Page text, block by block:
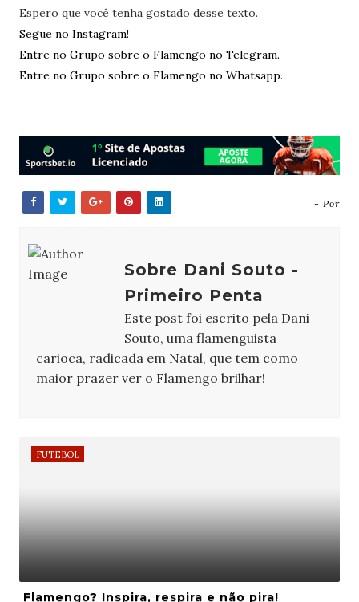
Espero que você tenha gostado desse texto.
Segue no Instagram!
Entre no Grupo sobre o Flamengo no Telegram.
Entre no Grupo sobre o Flamengo no Whatsapp.
- Por
Sobre Dani Souto -
Primeiro Penta
Este post foi escrito pela Dani
Souto, uma flamenguista
carioca, radicada em Natal, que tem como
maior prazer ver o Flamengo brilhar!
FUTEBOL
Flamengo? Inspira, respira e não pira!